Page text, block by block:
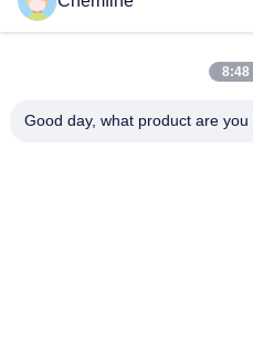
Indirizzo
8:48
Good day, what product are